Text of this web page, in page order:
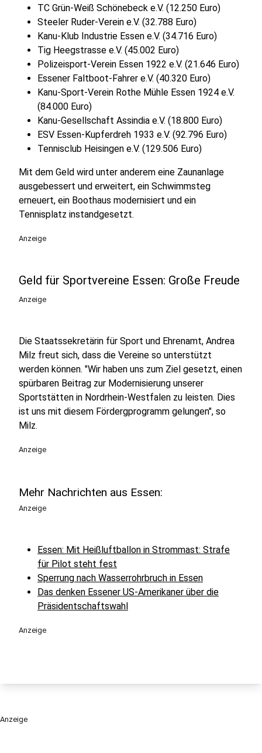
TC Grün-Weiß Schönebeck e.V. (12.250 Euro)
Steeler Ruder-Verein e.V. (32.788 Euro)
Kanu-Klub Industrie Essen e.V. (34.716 Euro)
Tig Heegstrasse e.V. (45.002 Euro)
Polizeisport-Verein Essen 1922 e.V. (21.646 Euro)
Essener Faltboot-Fahrer e.V. (40.320 Euro)
Kanu-Sport-Verein Rothe Mühle Essen 1924 e.V.
(84.000 Euro)
Kanu-Gesellschaft Assindia e.V. (18.800 Euro)
ESV Essen-Kupferdreh 1933 e.V. (92.796 Euro)
Tennisclub Heisingen e.V. (129.506 Euro)
Mit dem Geld wird unter anderem eine Zaunanlage
ausgebessert und erweitert, ein Schwimmsteg
erneuert, ein Boothaus modernisiert und ein
Tennisplatz instandgesetzt.
Anzeige
Geld für Sportvereine Essen: Große Freude
Anzeige
Die Staatssekretärin für Sport und Ehrenamt, Andrea
Milz freut sich, dass die Vereine so unterstützt
werden können. "Wir haben uns zum Ziel gesetzt, einen
spürbaren Beitrag zur Modernisierung unserer
Sportstätten in Nordrhein-Westfalen zu leisten. Dies
ist uns mit diesem Fördergprogramm gelungen", so
Milz.
Anzeige
Mehr Nachrichten aus Essen:
Anzeige
Essen: Mit Heißluftballon in Strommast: Strafe
für Pilot steht fest
Sperrung nach Wasserrohrbruch in Essen
Das denken Essener US-Amerikaner über die
Präsidentschaftswahl
Anzeige
Anzeige